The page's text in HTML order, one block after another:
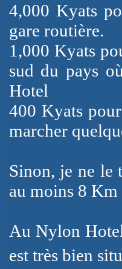
4,000 Kyats
gare routière.
1,000 Kyats
sud du pays
Hotel
400 Kyats
marcher
Sinon, je ne le
au moins 8
Au Nylon
est très bien